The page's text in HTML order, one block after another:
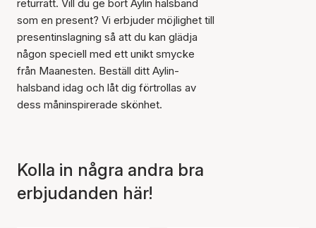
returrätt. Vill du ge bort Aylin halsband
som en present? Vi erbjuder möjlighet till
presentinslagning så att du kan glädja
någon speciell med ett unikt smycke
från Maanesten. Beställ ditt Aylin-
halsband idag och låt dig förtrollas av
dess måninspirerade skönhet.
Kolla in några andra bra
erbjudanden här!